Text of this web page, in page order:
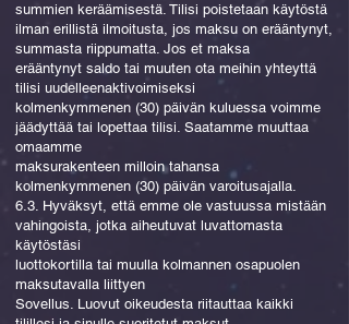
summien keräämisestä. Tilisi poistetaan käytöstä
ilman erillistä ilmoitusta, jos maksu on erääntynyt,
summasta riippumatta. Jos et maksa
erääntynyt saldo tai muuten ota meihin yhteyttä
tilisi uudelleenaktivoimiseksi
kolmenkymmenen (30) päivän kuluessa voimme
jäädyttää tai lopettaa tilisi. Saatamme muuttaa
omaamme
maksurakenteen milloin tahansa
kolmenkymmenen (30) päivän varoitusajalla.
6.3. Hyväksyt, että emme ole vastuussa mistään
vahingoista, jotka aiheutuvat luvattomasta
käytöstäsi
luottokortilla tai muulla kolmannen osapuolen
maksutavalla liittyen
Sovellus. Luovut oikeudesta riitauttaa kaikki